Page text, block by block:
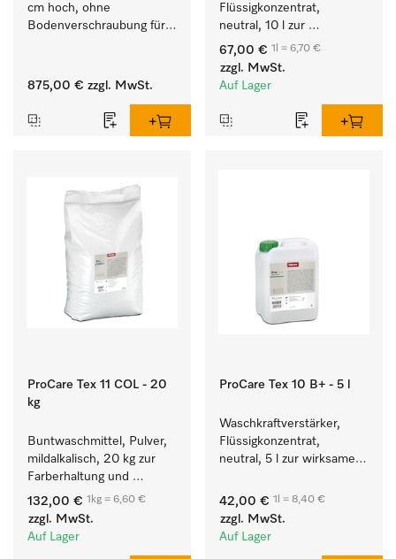
cm hoch, ohne
Bodenverschraubung für
Waschmaschine und
875,00 € zzgl. MwSt.
Flüssigkonzentrat,
neutral, 10 l zur
wirksamen Entfernung
von Fettverschmutzungen.
67,00 € 1l = 6,70 €
zzgl. MwSt.
Auf Lager
ProCare Tex 11 COL - 20
kg
Buntwaschmittel, Pulver,
mildalkalisch, 20 kg zur
Farberhaltung und
Reinigung von
Buntwäsche.
132,00 € 1kg = 6,60 €
zzgl. MwSt.
Auf Lager
ProCare Tex 10 B+ - 5 l
Waschkraftverstärker,
Flüssigkonzentrat,
neutral, 5 l zur wirksamen
Fettverschmutzungen.
42,00 € 1l = 8,40 €
zzgl. MwSt.
Auf Lager